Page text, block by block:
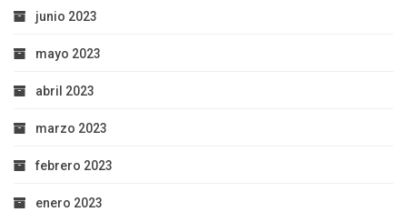
junio 2023
mayo 2023
abril 2023
marzo 2023
febrero 2023
enero 2023